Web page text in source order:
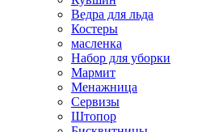
Ведра для льда
Костеры
масленка
Набор для уборки
Мармит
Менажница
Сервизы
Штопор